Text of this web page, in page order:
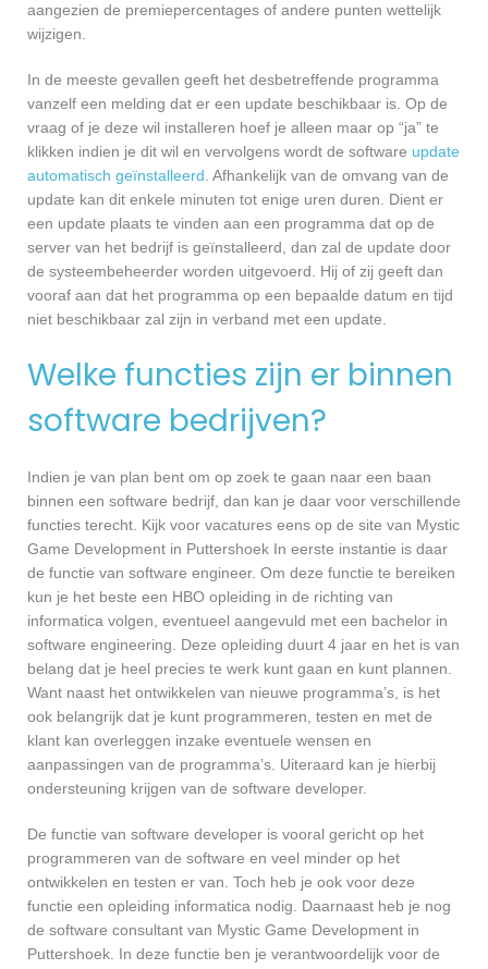
aangezien de premiepercentages of andere punten wettelijk
wijzigen.
In de meeste gevallen geeft het desbetreffende programma
vanzelf een melding dat er een update beschikbaar is. Op de
vraag of je deze wil installeren hoef je alleen maar op “ja” te
klikken indien je dit wil en vervolgens wordt de software update
automatisch geïnstalleerd. Afhankelijk van de omvang van de
update kan dit enkele minuten tot enige uren duren. Dient er
een update plaats te vinden aan een programma dat op de
server van het bedrijf is geïnstalleerd, dan zal de update door
de systeembeheerder worden uitgevoerd. Hij of zij geeft dan
vooraf aan dat het programma op een bepaalde datum en tijd
niet beschikbaar zal zijn in verband met een update.
Welke functies zijn er binnen
software bedrijven?
Indien je van plan bent om op zoek te gaan naar een baan
binnen een software bedrijf, dan kan je daar voor verschillende
functies terecht. Kijk voor vacatures eens op de site van Mystic
Game Development in Puttershoek In eerste instantie is daar
de functie van software engineer. Om deze functie te bereiken
kun je het beste een HBO opleiding in de richting van
informatica volgen, eventueel aangevuld met een bachelor in
software engineering. Deze opleiding duurt 4 jaar en het is van
belang dat je heel precies te werk kunt gaan en kunt plannen.
Want naast het ontwikkelen van nieuwe programma’s, is het
ook belangrijk dat je kunt programmeren, testen en met de
klant kan overleggen inzake eventuele wensen en
aanpassingen van de programma’s. Uiteraard kan je hierbij
ondersteuning krijgen van de software developer.
De functie van software developer is vooral gericht op het
programmeren van de software en veel minder op het
ontwikkelen en testen er van. Toch heb je ook voor deze
functie een opleiding informatica nodig. Daarnaast heb je nog
de software consultant van Mystic Game Development in
Puttershoek. In deze functie ben je verantwoordelijk voor de